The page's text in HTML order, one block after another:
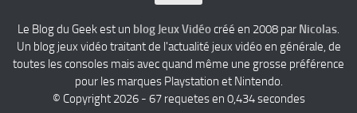
Le Blog du Geek est un blog Jeux Vidéocréé en 2008 par Nicolas.
Un blog jeux vidéo traitant de l'actualité jeux vidéo en générale, de
toutes les consoles mais avec quand même une grosse préférence
pour les marques Playstation et Nintendo.
© Copyright 2026 - 67 requetes en 0,434 secondes